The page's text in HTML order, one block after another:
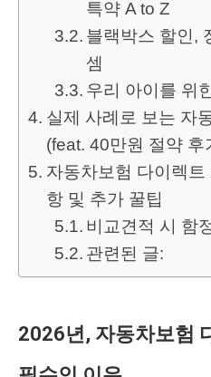
특약 A to Z
블랙박스 할인,
셈
우리 아이를 위
실제 사례로 보는 자
(feat. 40만원 절약 후
자동차보험 다이렉
항 및 추가 꿀팁
비교견적 시 함
관련된 글:
2026년, 자동차보험